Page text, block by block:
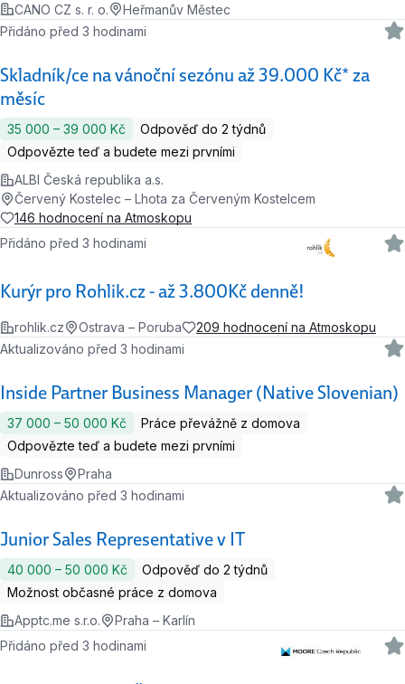
CANO CZ s. r. o.
Heřmanův Městec
Skladník/ce na vánoční sezónu až 39.000 Kč* za
měsíc
Přidáno před 3 hodinami
35 000 ‍–‍ 39 000 Kč
Odpověď do 2 týdnů
Odpovězte teď a budete mezi prvními
ALBI Česká republika a.s.
Červený Kostelec – Lhota za Červeným Kostelcem
146 hodnocení na Atmoskopu
Kurýr pro Rohlik.cz - až 3.800Kč denně!
Přidáno před 3 hodinami
rohlik.cz Ostrava – Poruba 209 hodnocení na Atmoskopu
Inside Partner Business Manager (Native Slovenian)
Aktualizováno před 3 hodinami
37 000 ‍–‍ 50 000 Kč
Práce převážně z domova
Odpovězte teď a budete mezi prvními
Dunross
Praha
Junior Sales Representative v IT
Aktualizováno před 3 hodinami
40 000 ‍–‍ 50 000 Kč
Odpověď do 2 týdnů
Možnost občasné práce z domova
Apptc.me s.r.o.
Praha – Karlín
Přidáno před 3 hodinami